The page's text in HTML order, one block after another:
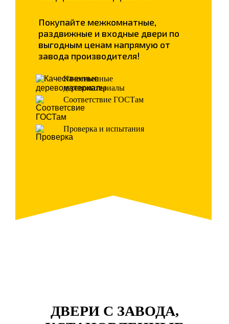
Покупайте межкомнатные,
раздвижные и входные двери по
выгодным ценам напрямую от
завода производителя!
Качественные
деревоматериалы
Соответствие ГОСТам
Проверка и испытания
ДВЕРИ С ЗАВОДА,